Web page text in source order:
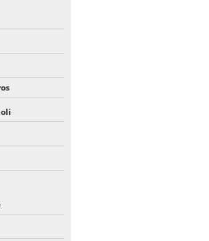
EM SP
EM SP
PARA